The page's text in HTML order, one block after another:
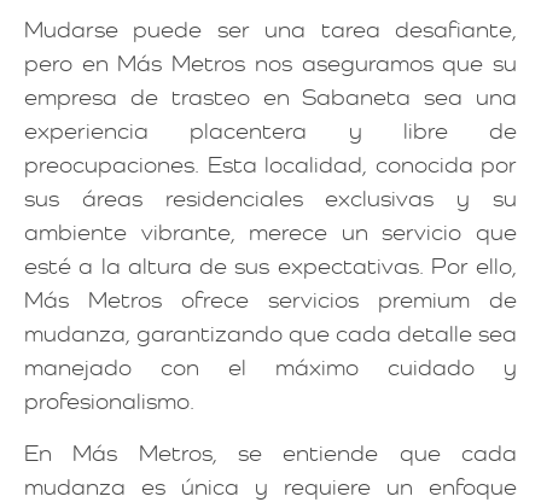
Mudarse puede ser una tarea desafiante,
pero en Más Metros nos aseguramos que su
empresa de trasteo en Sabaneta sea una
experiencia placentera y libre de
preocupaciones. Esta localidad, conocida por
sus áreas residenciales exclusivas y su
ambiente vibrante, merece un servicio que
esté a la altura de sus expectativas. Por ello,
Más Metros ofrece servicios premium de
mudanza, garantizando que cada detalle sea
manejado con el máximo cuidado y
profesionalismo.
En Más Metros, se entiende que cada
mudanza es única y requiere un enfoque